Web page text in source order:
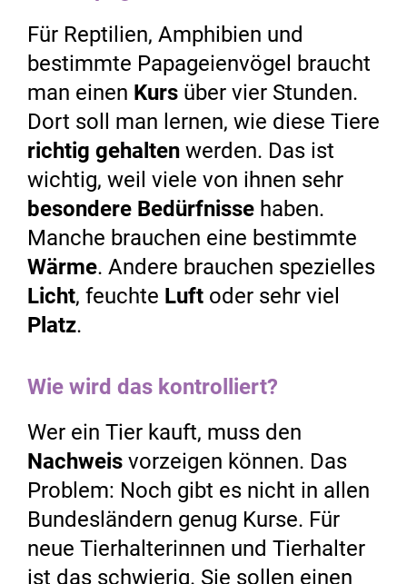
Für Reptilien, Amphibien und
bestimmte Papageienvögel braucht
man einen Kurs über vier Stunden.
Dort soll man lernen, wie diese Tiere
richtig gehalten werden. Das ist
wichtig, weil viele von ihnen sehr
besondere Bedürfnisse haben.
Manche brauchen eine bestimmte
Wärme. Andere brauchen spezielles
Licht, feuchte Luft oder sehr viel
Platz.
Wie wird das kontrolliert?
Wer ein Tier kauft, muss den
Nachweis vorzeigen können. Das
Problem: Noch gibt es nicht in allen
Bundesländern genug Kurse. Für
neue Tierhalterinnen und Tierhalter
ist das schwierig. Sie sollen einen